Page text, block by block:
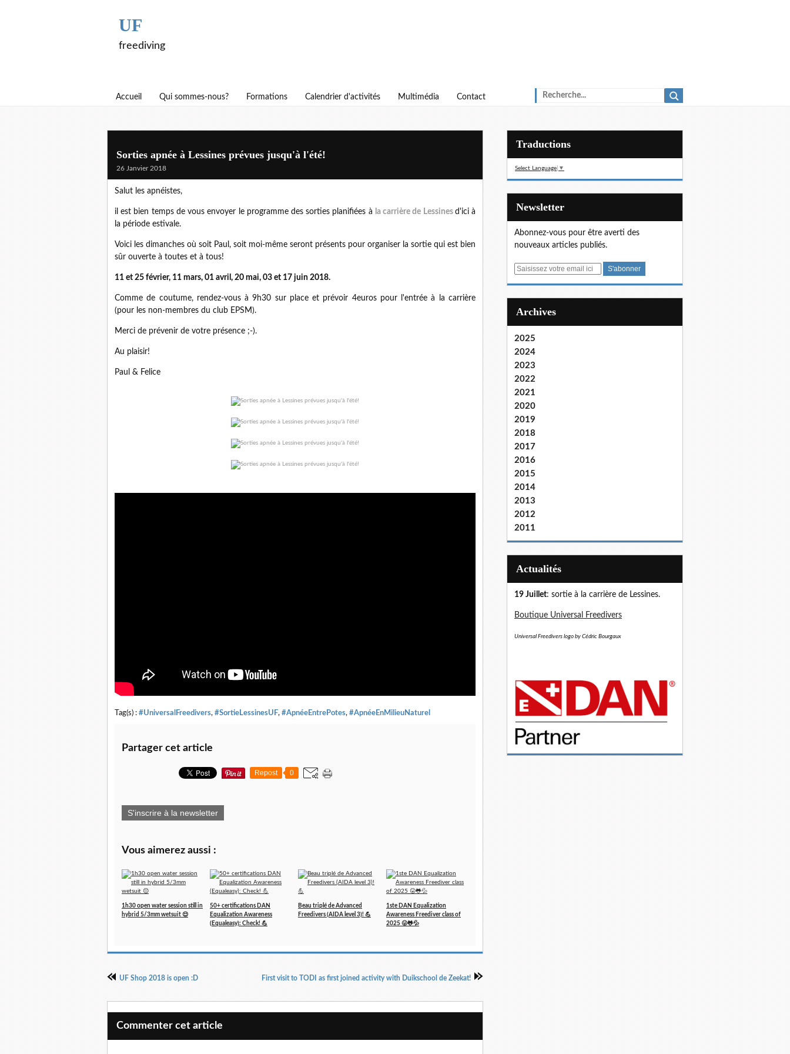
UF
freediving
Accueil Qui sommes-nous? Formations Calendrier d'activités Multimédia Contact
Sorties apnée à Lessines prévues jusqu'à l'été!
26 Janvier 2018
Salut les apnéistes,
il est bien temps de vous envoyer le programme des sorties planifiées à la carrière de Lessines d'ici à
la période estivale.
Voici les dimanches où soit Paul, soit moi-même seront présents pour organiser la sortie qui est bien
sûr ouverte à toutes et à tous!
11 et 25 février, 11 mars, 01 avril, 20 mai, 03 et 17 juin 2018.
Comme de coutume, rendez-vous à 9h30 sur place et prévoir 4euros pour l'entrée à la carrière
(pour les non-membres du club EPSM).
Merci de prévenir de votre présence ;-).
Au plaisir!
Paul & Felice
Tag(s) : #UniversalFreedivers, #SortieLessinesUF, #ApnéeEntrePotes, #ApnéeEnMilieuNaturel
Partager cet article
Repost 0
S'inscrire à la newsletter
Vous aimerez aussi :
1h30 open water session still in
hybrid 5/3mm wetsuit 😌
50+ certifications DAN
Equalization Awareness
(Equaleasy): Check! 💪
Beau triplé de Advanced
Freedivers (AIDA level 3)! 💪
1ste DAN Equalization
Awareness Freediver class of
2025 😛🐸💦
UF Shop 2018 is open :D First visit to TODI as first joined activity with Duikschool de Zeekat!
Commenter cet article
Traductions
Select Language ▼
Newsletter
Abonnez-vous pour être averti des
nouveaux articles publiés.
E
Archives
2025
2024
2023
2022
2021
2020
2019
2018
2017
2016
2015
2014
2013
2012
2011
Actualités
19 Juillet: sortie à la carrière de Lessines.
Boutique Universal Freedivers
Universal Freedivers logo by Cédric Bourgaux